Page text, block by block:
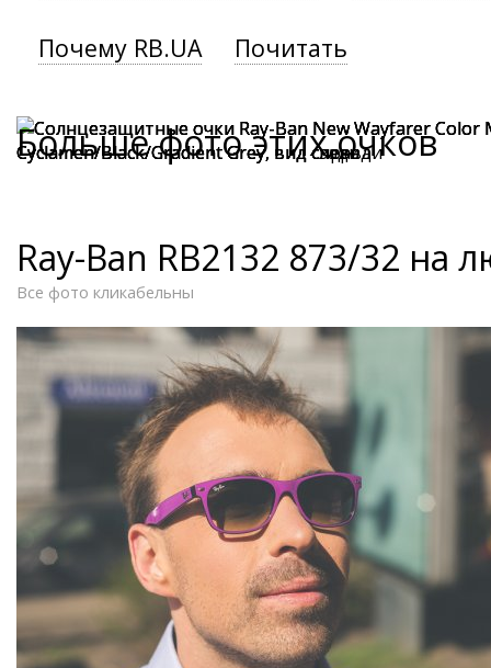
Почему RB.UA Почитать
Больше фото этих очков
Ray-Ban RB2132 873/32 на
Все фото кликабельны